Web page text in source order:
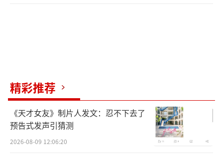
精彩推荐
《天才女友》制片人发文：忍不下去了
预告式发声引猜测
2026-08-09 12:06:20